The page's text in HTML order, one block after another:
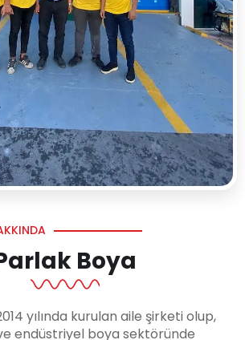
Boya
yılında kurulan aile şirketi olup,
endüstriyel boya sektöründe